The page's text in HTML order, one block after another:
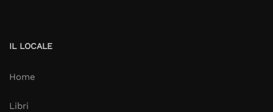
IL LOCALE
Home
Libri